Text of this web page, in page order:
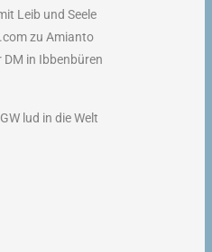
Leib und Seele
zu Amianto
in Ibbenbüren
lud in die Welt